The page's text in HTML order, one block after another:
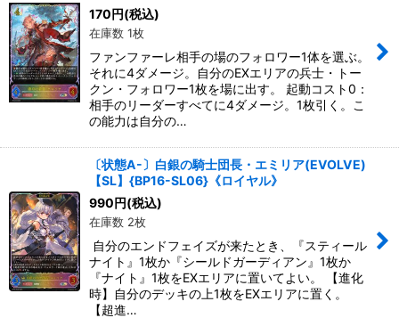
170円(税込)
在庫数 1枚
ファンファーレ相手の場のフォロワー1体を選ぶ。
それに4ダメージ。自分のEXエリアの兵士・トー
クン・フォロワー1枚を場に出す。 起動コスト0：
相手のリーダーすべてに4ダメージ。1枚引く。こ
の能力は自分の…
〔状態A-〕白銀の騎士団長・エミリア(EVOLVE)
【SL】{BP16-SL06}《ロイヤル》
990円(税込)
在庫数 2枚
自分のエンドフェイズが来たとき、『スティール
ナイト』1枚か『シールドガーディアン』1枚か
『ナイト』1枚をEXエリアに置いてよい。 【進化
時】自分のデッキの上1枚をEXエリアに置く。
【超進…